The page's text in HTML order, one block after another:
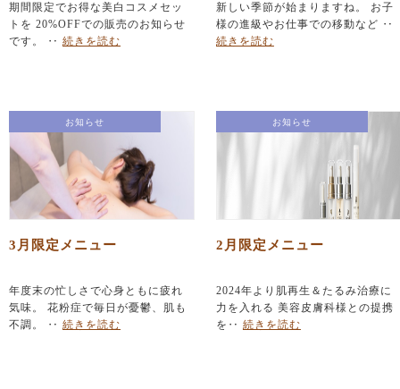
期間限定でお得な美白コスメセッ
トを 20%OFFでの販売のお知らせ
です。 ‥ 続きを読む
新しい季節が始まりますね。 お子
様の進級やお仕事での移動など ‥
続きを読む
お知らせ
3月限定メニュー
年度末の忙しさで心身ともに疲れ
気味。 花粉症で毎日が憂鬱、肌も
不調。 ‥ 続きを読む
お知らせ
2月限定メニュー
2024年より肌再生＆たるみ治療に
力を入れる 美容皮膚科様との提携
を‥ 続きを読む